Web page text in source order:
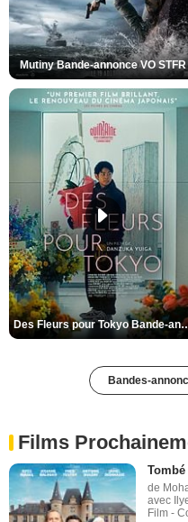
Mutiny Bande-annonce VO STFR
Des Fleurs pour Tokyo
Bandes-
Films
de
avec
Film -